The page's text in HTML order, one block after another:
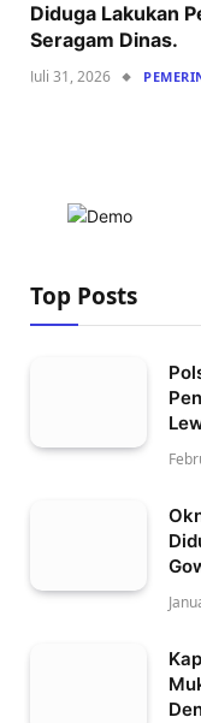
Diduga Lakukan
Seragam Dinas.
Juli 31, 2026
Top Posts